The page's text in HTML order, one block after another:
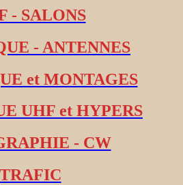
- SALONS
- ANTENNES
et MONTAGES
UHF et HYPERS
- CW
TRAFIC